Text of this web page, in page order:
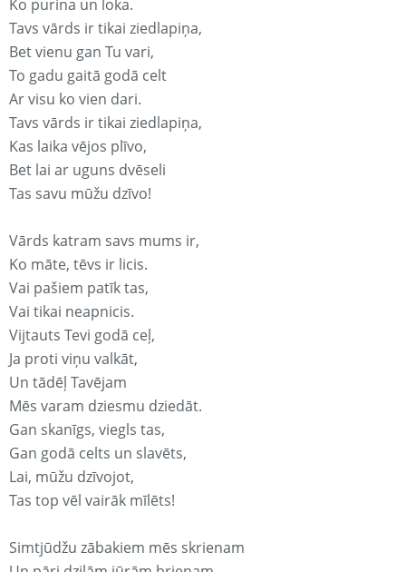
Ko purina un loka.
Tavs vārds ir tikai ziedlapiņa,
Bet vienu gan Tu vari,
To gadu gaitā godā celt
Ar visu ko vien dari.
Tavs vārds ir tikai ziedlapiņa,
Kas laika vējos plīvo,
Bet lai ar uguns dvēseli
Tas savu mūžu dzīvo!
Vārds katram savs mums ir,
Ko māte, tēvs ir licis.
Vai pašiem patīk tas,
Vai tikai neapnicis.
Vijtauts Tevi godā ceļ,
Ja proti viņu valkāt,
Un tādēļ Tavējam
Mēs varam dziesmu dziedāt.
Gan skanīgs, viegls tas,
Gan godā celts un slavēts,
Lai, mūžu dzīvojot,
Tas top vēl vairāk mīlēts!
Simtjūdžu zābakiem mēs skrienam